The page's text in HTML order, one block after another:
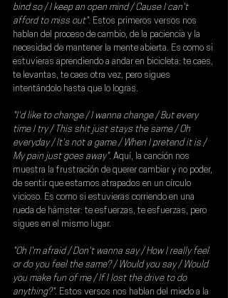
bind so / I keep an open mind / Cause I can't
afford to miss out". Estos primeros versos nos
hablan del proceso de cambio, de la paciencia y la
necesidad de mantener la mente abierta. Es como si
estuvieras aprendiendo a andar en bicicleta: te caes,
te levantas, te caes otra vez, pero sigues
intentándolo hasta que lo logras.
"I'd like to change / I wanna change / But every
time I try / This shit just stays the same / Oh
everyday / It's not a game / When I pretend it is /
My pain just goes away". Aquí, la canción nos
muestra la frustración de querer cambiar y no poder,
de sentir que estamos atrapados en un círculo
vicioso. Es como si estuvieras corriendo en una
rueda de hámster: te esfuerzas, te esfuerzas, pero
sigues en el mismo lugar.
"Oh I'm afraid / Don't wanna say / How I really feel
or do you feel the same? / Would you say / Would
you make fun of me / If I lost the drive to do
anything?". Estos versos nos hablan del miedo a la